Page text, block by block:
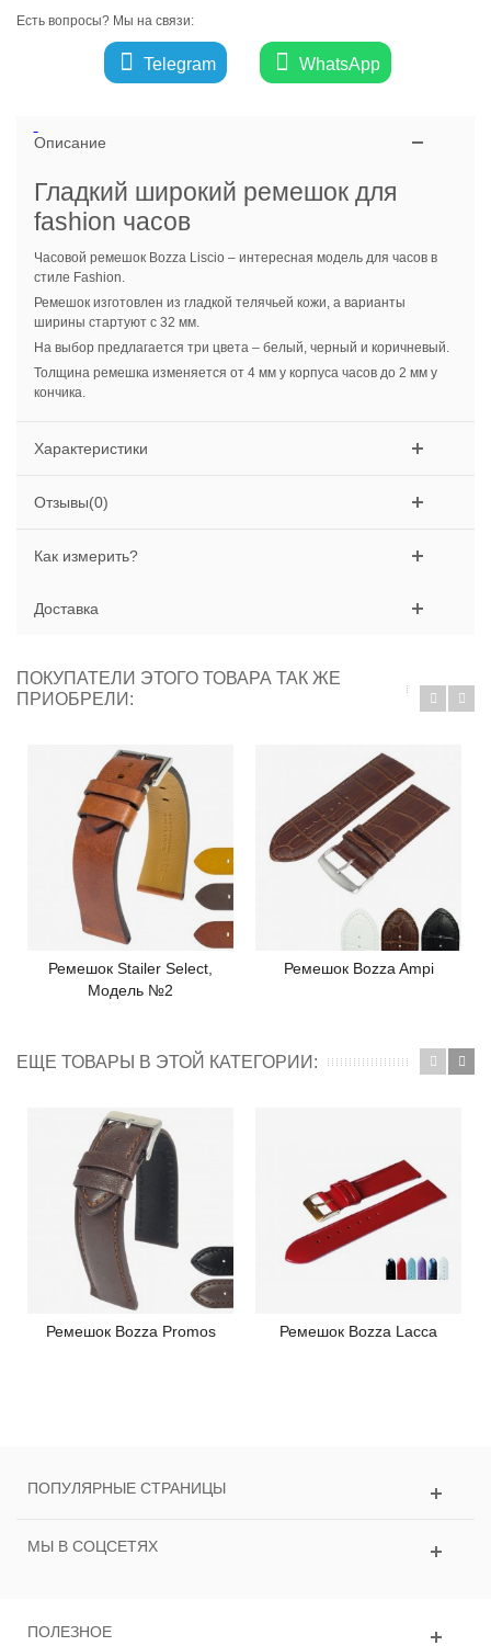
Есть вопросы? Мы на связи:
Telegram WhatsApp
Описание
Гладкий широкий ремешок для
fashion часов
Часовой ремешок Bozza Liscio – интересная модель для часов в
стиле Fashion.
Ремешок изготовлен из гладкой телячьей кожи, а варианты
ширины стартуют с 32 мм.
На выбор предлагается три цвета – белый, черный и коричневый.
Толщина ремешка изменяется от 4 мм у корпуса часов до 2 мм у
кончика.
Характеристики
Отзывы(0)
Как измерить?
Доставка
ПОКУПАТЕЛИ ЭТОГО ТОВАРА ТАК ЖЕ
ПРИОБРЕЛИ:
Ремешок Stailer Select,
Модель №2
Ремешок Bozza Ampi
ЕЩЕ ТОВАРЫ В ЭТОЙ КАТЕГОРИИ:
Ремешок Bozza Promos Ремешок Bozza Lacca
ПОПУЛЯРНЫЕ СТРАНИЦЫ
МЫ В СОЦСЕТЯХ
ПОЛЕЗНОЕ